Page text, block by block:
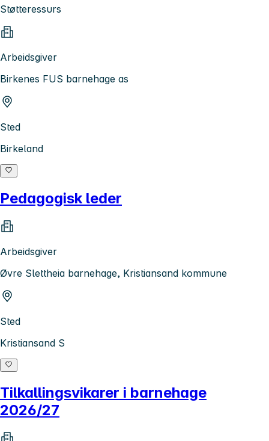
Støtteressurs
Arbeidsgiver
Birkenes FUS barnehage as
Sted
Birkeland
Pedagogisk leder
Arbeidsgiver
Øvre Slettheia barnehage, Kristiansand kommune
Sted
Kristiansand S
Tilkallingsvikarer i barnehage
2026/27